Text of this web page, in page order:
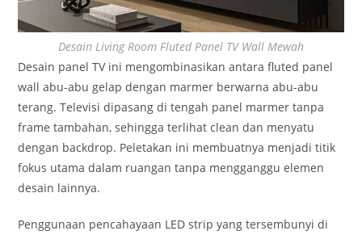
Desain Living Room Fluted Panel TV Wall Mewah
Desain panel TV ini mengombinasikan antara fluted panel
wall abu-abu gelap dengan marmer berwarna abu-abu
terang. Televisi dipasang di tengah panel marmer tanpa
frame tambahan, sehingga terlihat clean dan menyatu
dengan backdrop. Peletakan ini membuatnya menjadi titik
fokus utama dalam ruangan tanpa mengganggu elemen
desain lainnya.
Penggunaan pencahayaan LED strip yang tersembunyi di